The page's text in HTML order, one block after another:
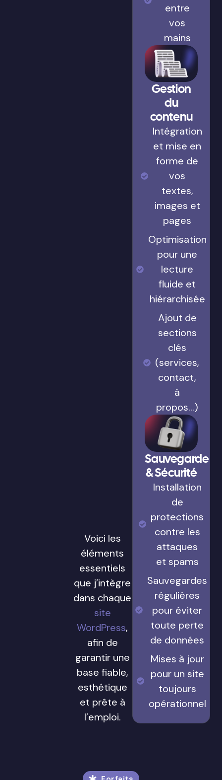
Voici les
éléments
essentiels
que j’intègre
dans chaque
site
WordPress,
afin de
garantir une
base fiable,
esthétique
et prête à
l’emploi.
entre
vos
mains
Gestion
du
contenu
Intégration
et mise en
forme de
vos
textes,
images et
pages
Optimisation
pour une
lecture
fluide et
hiérarchisée
Ajout de
sections
clés
(services,
contact,
à
propos…)
Sauvegarde
& Sécurité
Installation
de
protections
contre les
attaques
et spams
Sauvegardes
régulières
pour éviter
toute perte
de données
Mises à jour
pour un site
toujours
opérationnel